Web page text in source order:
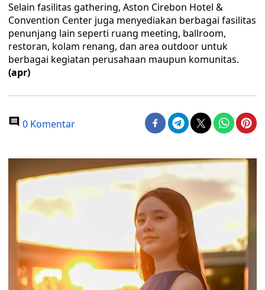
Selain fasilitas gathering, Aston Cirebon Hotel &
Convention Center juga menyediakan berbagai fasilitas
penunjang lain seperti ruang meeting, ballroom,
restoran, kolam renang, dan area outdoor untuk
berbagai kegiatan perusahaan maupun komunitas.
(apr)
0 Komentar